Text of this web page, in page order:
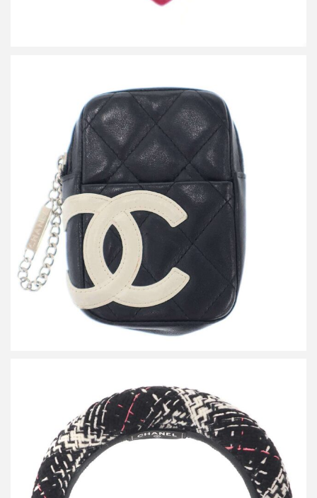
シャネル カンボンライン ココマーク シガレットケース ポーチ
買取金額20,400円
詳しく見る
シャネル ココマーク ツイードカチューシャ